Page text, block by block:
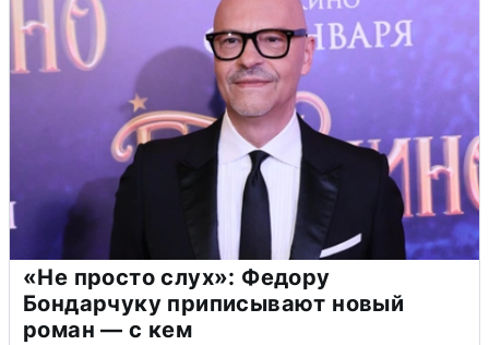
«Не просто слух»: Федору
Бондарчуку приписывают новый
роман — с кем